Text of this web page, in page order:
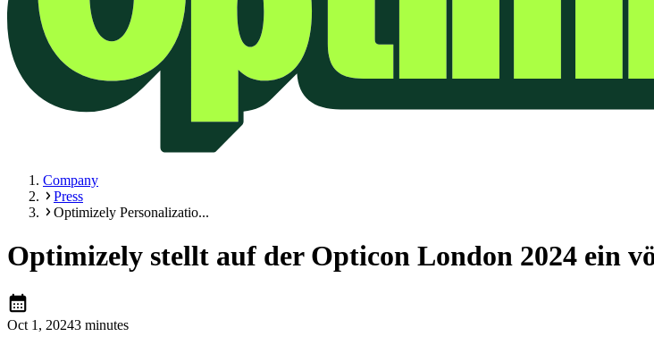
Company
Press
Optimizely Personalizatio...
Optimizely stellt auf der Opticon London 2024 ein
calendar_month
Oct 1, 20243 minutes